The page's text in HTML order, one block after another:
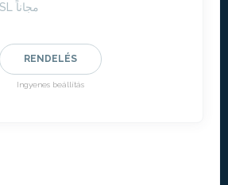
شهادة أمان SSL مجاناً
RENDELÉS
Ingyenes beállítás